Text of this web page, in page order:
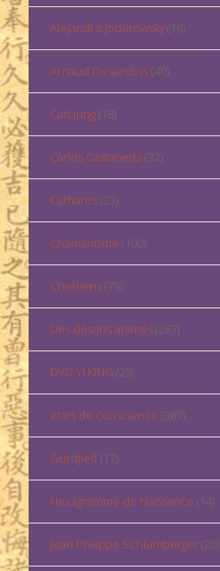
Alejandro Jodorowsky(16)
Arnaud Desjardins(40)
Carl Jung(18)
Carlos Castaneda (32)
Cathares(23)
Chamanisme (100)
Chrétiens(79)
Des destins animés(287)
DVD YI KING (25)
états de conscience (389)
Gurdjieff(17)
Hexagramme de Naissance (14)
Jean Philippe Schlumberger(20)